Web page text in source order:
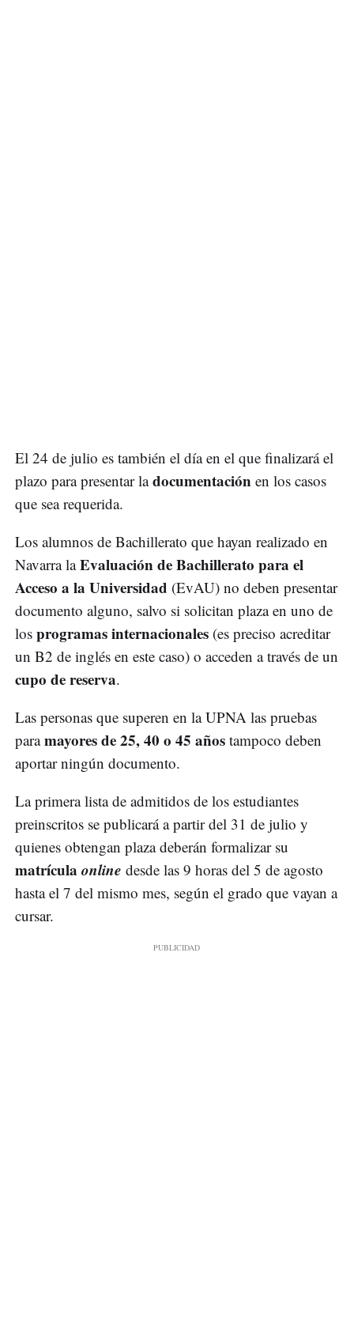
El 24 de julio es también el día en el que finalizará el
plazo para presentar ladocumentación en los casos
que sea requerida.
Los alumnos de Bachillerato que hayan realizado en
Navarra laEvaluación de Bachillerato para el
Acceso a la Universidad (EvAU) no deben presentar
documento alguno, salvo si solicitan plaza en uno de
los programas internacionales (es preciso acreditar
un B2 de inglés en este caso) o acceden a través de un
cupo de reserva.
Las personas que superen en la UPNA las pruebas
paramayores de 25, 40 o 45 años tampoco deben
aportar ningún documento.
La primera lista de admitidos de los estudiantes
preinscritos se publicará a partir del 31 de julio y
quienes obtengan plaza deberán formalizar su
matrícula online desde las 9 horas del 5 de agosto
hasta el 7 del mismo mes, según el grado que vayan a
cursar.